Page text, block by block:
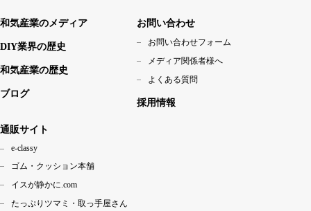
和気産業のメディア
DIY業界の歴史
和気産業の歴史
ブログ
お問い合わせ
お問い合わせフォーム
メディア関係者様へ
よくある質問
採用情報
通販サイト
e-classy
ゴム・クッション本舗
イスが静かに.com
たっぷりツマミ・取っ手屋さん